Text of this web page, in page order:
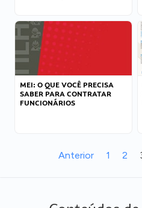
MEI: O QUE VOCÊ PRECISA
SABER PARA CONTRATAR
FUNCIONÁRIOS
Anterior 1 2